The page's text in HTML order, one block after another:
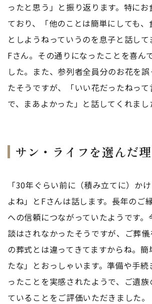
ったと思う」と振り返ります。特に
ており、「他のことは簡単にしても
としようねっていうのを息子と話し
Fさん。その通りになったことを喜ん
した。また、参列者全員分のお花を
たそうですが、「いい花だったねっ
で、まあよかった」と話してくれまし
サン・ライフを選んだ
「30年ぐらい前に（積み立てに）か
よね」とFさんは話します。長年のご
への信頼につながっていたようです
談はされなかったそうですが、ご葬
の葬式とは違ってきてますからね。簡
たな」とおっしゃいます。準備や手
ったことを実感されたようで、ご遺
ていることをご評価いただきました。